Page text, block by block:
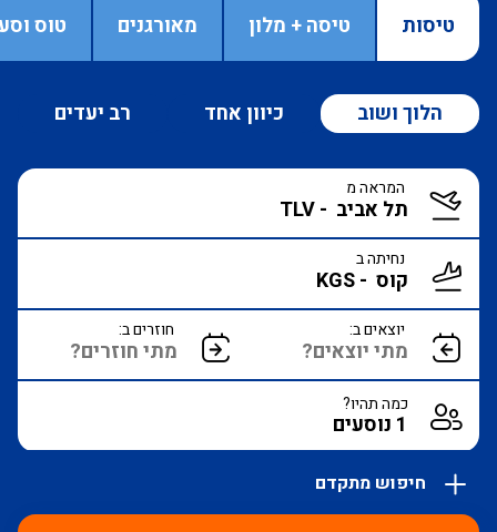
טיסות טיסה + מלון מאורגנים טוס
הלוך ושוב כיוון אחד רב יעדים
המראה מ
נחיתה ב
יוצאים ב: חוזרים ב:
כמה תהיו?
אפשרויות